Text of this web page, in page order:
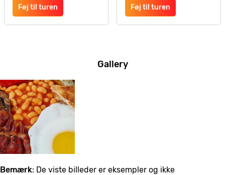
Føj til turen Føj til turen
Gallery
Bemærk: De viste billeder er eksempler og ikke